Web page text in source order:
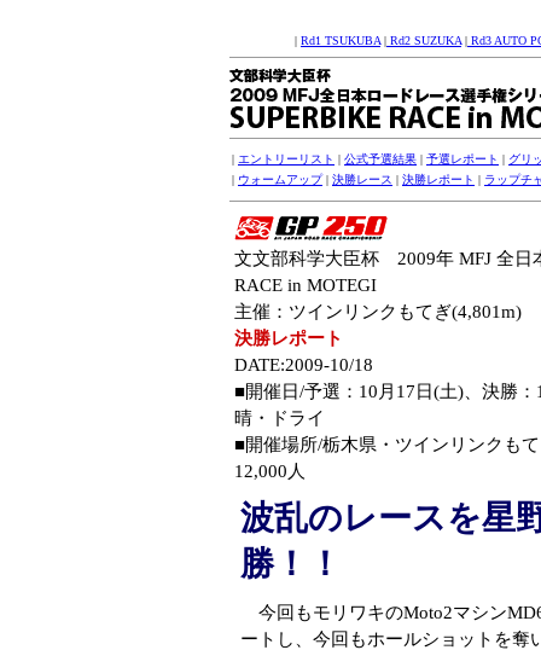
| Rd1 TSUKUBA | Rd2 SUZUKA | Rd3 AUTO
| エントリーリスト | 公式予選結果 | 予選レポート | グリ
| ウォームアップ| 決勝レース | 決勝レポート | ラップチ
文文部科学大臣杯 2009年 MFJ 全日
RACE in MOTEGI
主催：ツインリンクもてぎ(4,801m)
決勝レポート
DATE:2009-10/18
■開催日/予選：10月17日(土)、決
晴・ドライ
■開催場所/栃木県・ツインリンクも
12,000人
波乱のレースを星
勝！！
今回もモリワキのMoto2マシン
ートし、今回もホールショットを奪